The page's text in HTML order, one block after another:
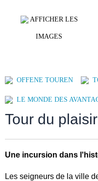
AFFICHER LES
IMAGES
OFFENE TOUREN
LE MONDE DES
Tour du plaisir
Une incursion dans
Les seigneurs de la ville